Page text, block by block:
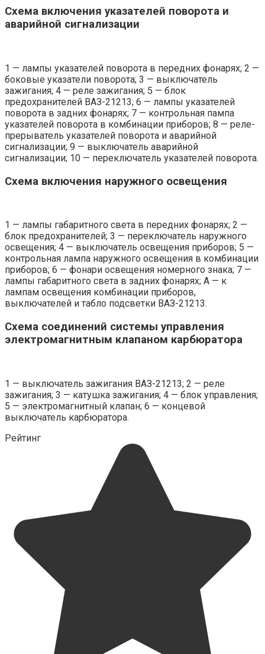
Схема включения указателей поворота и
аварийной сигнализации
1 — лампы указателей поворота в передних фонарях; 2 —
боковые указатели поворота; 3 — выключатель
зажигания; 4 — реле зажигания; 5 — блок
предохранителей ВАЗ-21213; 6 — лампы указателей
поворота в задних фонарях; 7 — контрольная пампа
указателей поворота в комбинации приборов; 8 — реле-
прерыватель указателей поворота и аварийной
сигнализации; 9 — выключатель аварийной
сигнализации; 10 — переключатель указателей поворота.
Схема включения наружного освещения
1 — лампы габаритного света в передних фонарях; 2 —
блок предохранителей; 3 — переключатель наружного
освещения; 4 — выключатель освещения приборов; 5 —
контрольная лампа наружного освещения в комбинации
приборов; 6 — фонари освещения номерного знака; 7 —
лампы габаритного света в задних фонарях; А — к
лампам освещения комбинации приборов,
выключателей и табло подсветки ВАЗ-21213.
Схема соединений системы управления
электромагнитным клапаном карбюратора
1 — выключатель зажигания ВАЗ-21213; 2 — реле
зажигания; 3 — катушка зажигания; 4 — блок управления;
5 — электромагнитный клапан; 6 — концевой
выключатель карбюратора.
Рейтинг